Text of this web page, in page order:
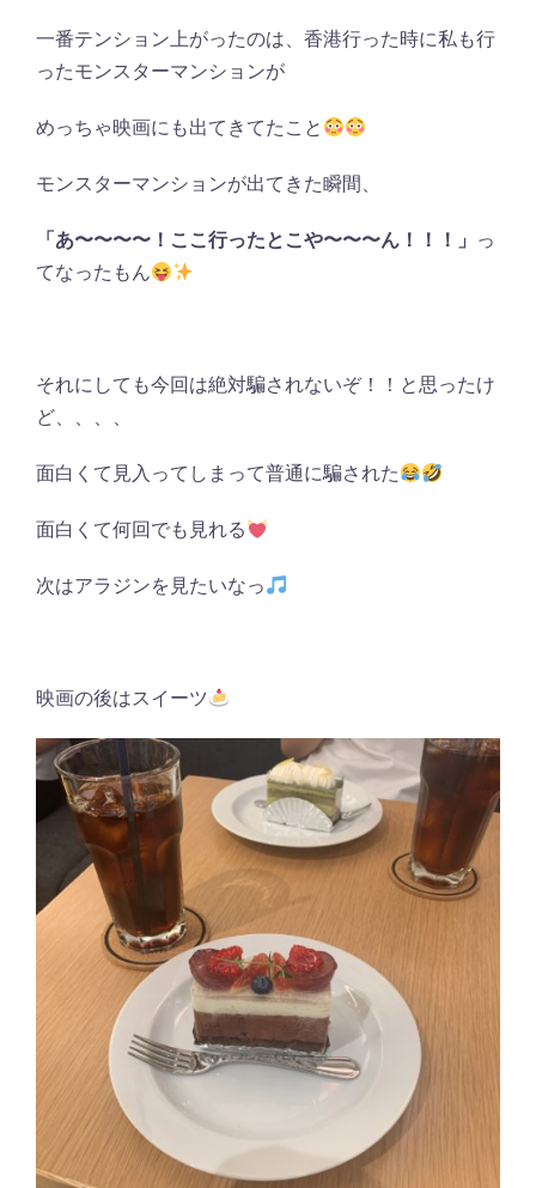
一番テンション上がったのは、香港行った時に私も行
ったモンスターマンションが
めっちゃ映画にも出てきてたこと
モンスターマンションが出てきた瞬間、
「あ〜〜〜〜！ここ行ったとこや〜〜〜ん！！！」 っ
てなったもん
それにしても今回は絶対騙されないぞ！！と思ったけ
ど、、、、
面白くて見入ってしまって普通に騙された
面白くて何回でも見れる
次はアラジンを見たいなっ
映画の後はスイーツ